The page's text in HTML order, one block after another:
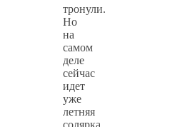
тронули.
Но
на
самом
деле
сейчас
идет
уже
летняя
солярка